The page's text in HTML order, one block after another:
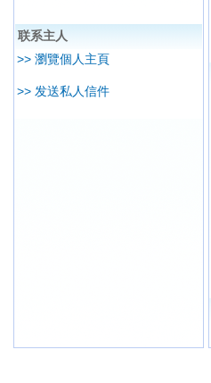
联系主人
>> 瀏覽個人主頁
>> 发送私人信件